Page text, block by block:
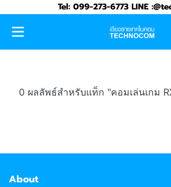
Tel: 099-273-6773 LINE
0 ผลลัพธ์สำหรับแท็ก "คอมเล่นเกม
About